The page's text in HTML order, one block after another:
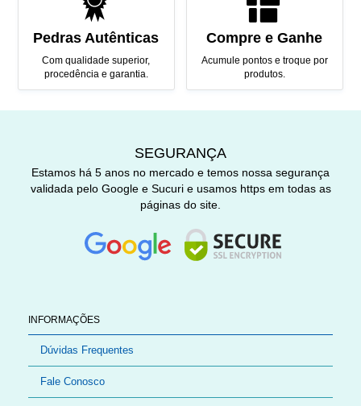
Pedras Autênticas
Com qualidade superior,
procedência e garantia.
Compre e Ganhe
Acumule pontos e troque por
produtos.
INFORMAÇÕES
Dúvidas Frequentes
Fale Conosco
SEGURANÇA
Estamos há 5 anos no mercado e temos nossa segurança
validada pelo Google e Sucuri e usamos https em todas as
páginas do site.